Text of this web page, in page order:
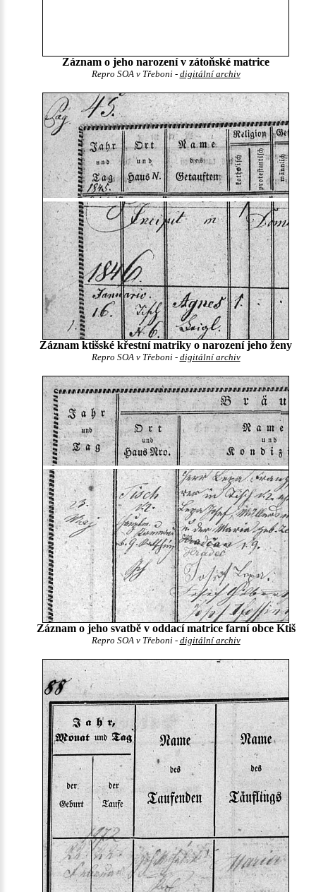
Záznam o jeho narození v zátoňské matrice
Repro SOA v Třeboni - digitální archiv
Záznam ktišské křestní matriky o narození jeho ženy
Repro SOA v Třeboni - digitální archiv
Záznam o jeho svatbě v oddací matrice farní obce Ktiš
Repro SOA v Třeboni - digitální archiv